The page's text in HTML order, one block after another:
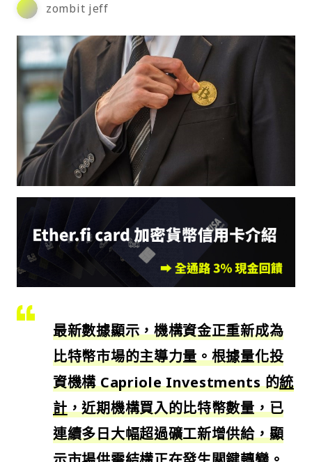
zombit jeff
最新數據顯示，機構資金正重新成為
比特幣市場的主導力量。根據量化投
資機構 Capriole Investments 的統
計，近期機構買入的比特幣數量，已
連續多日大幅超過礦工新增供給，顯